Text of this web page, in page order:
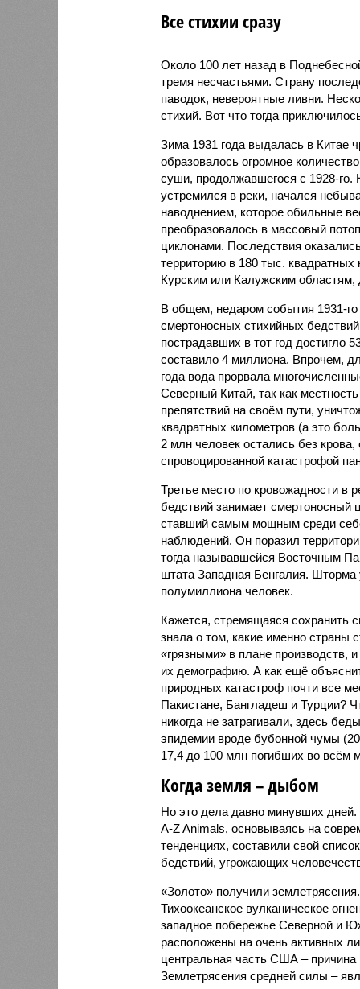
Все стихии сразу
Около 100 лет назад в
тремя несчастьями. Страну
паводок, невероятные ливни.
стихий. Вот что тогда
Зима 1931 года выдалась в Китае
образовалось огромное
суши, продолжавшегося с 1928-го.
устремился в реки, начался
наводнением, которое обильные
преобразовалось в массовый
циклонами. Последствия
территорию в 180 тыс.
Курским или Калужским областям,
В общем, недаром события 1931-
смертоносных стихийных
пострадавших в тот год достигло
составило 4 миллиона. Впрочем,
года вода прорвала
Северный Китай, так как
препятствий на своём пути,
квадратных километров (а это
2 млн человек остались без
спровоцированной катастрофой
Третье место по кровожадности в
бедствий занимает смертоносный
ставший самым мощным среди
наблюдений. Он поразил
тогда называвшейся Восточным
штата Западная Бенгалия. Шторма
полумиллиона человек.
Кажется, стремящаяся сохранить
знала о том, какие именно страны
«грязными» в плане производств,
их демографию. А как ещё
природных катастроф почти все
Пакистане, Бангладеш и Турции?
никогда не затрагивали, здесь
эпидемии вроде бубонной чумы
17,4 до 100 млн погибших во всём
Когда земля – дыбом
Но это дела давно минувших
A-Z Animals, основываясь на
тенденциях, составили свой
бедствий, угрожающих
«Золото» получили
Тихоокеанское вулканическое
западное побережье Северной и
расположены на очень активных
центральная часть США –
Землетрясения средней силы –